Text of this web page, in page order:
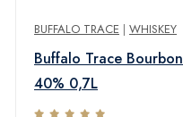
BUFFALO TRACE | WHISKEY
Buffalo Trace Bourbon
40% 0,7L